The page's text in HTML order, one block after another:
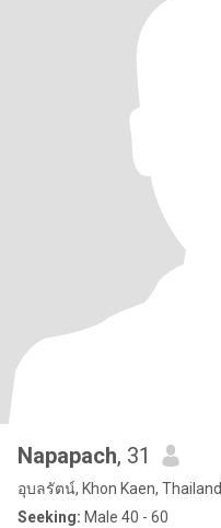
Napapach, 31
อุบลรัตน์, Khon Kaen, Thailand
Seeking: Male 40 - 60